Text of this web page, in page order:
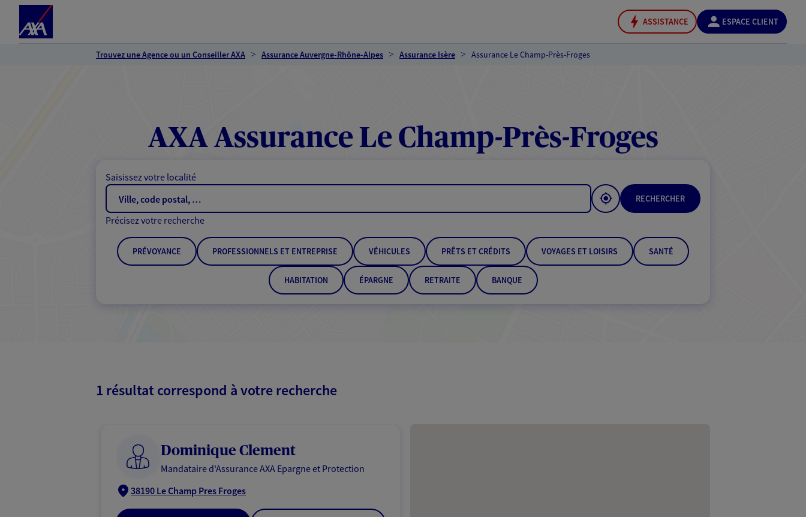
ASSISTANCE ESPACE CLIENT
Trouvez une Agence ou un Conseiller AXA Assurance Auvergne-Rhône-Alpes Assurance Isère Assurance Le Champ-Près-Froges
AXA Assurance Le Champ-Près-Froges
Saisissez votre localité
RECHERCHER
Précisez votre recherche
PRÉVOYANCE PROFESSIONNELS ET ENTREPRISE VÉHICULES PRÊTS ET CRÉDITS VOYAGES ET LOISIRS SANTÉ
HABITATION ÉPARGNE RETRAITE BANQUE
1 résultat correspond à votre recherche
Dominique Clement
Mandataire d'Assurance AXA Epargne et Protection
38190 Le Champ Pres Froges